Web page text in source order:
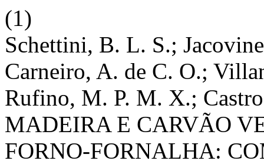
(1)
Schettini, B. L. S.;
Carneiro, A. de C. O.;
Rufino, M. P. M. X.;
MADEIRA E CARVÃO
FORNO-FORNALHA: